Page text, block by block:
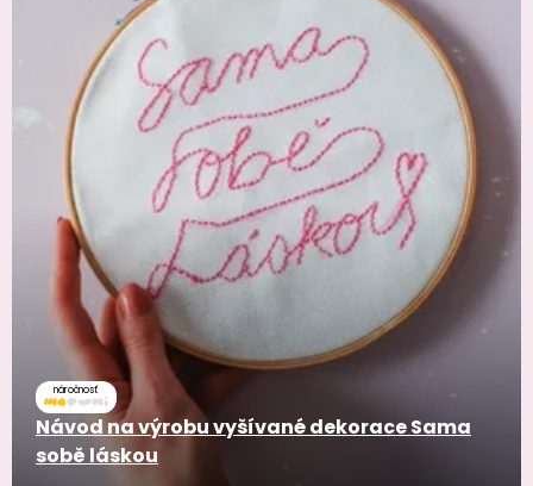
náročnosť
Návod na výrobu vyšívané dekorace Sama
sobě láskou